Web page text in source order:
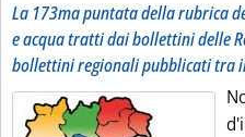
La 173ma puntata della rubrica
e acqua tratti dai bollettini delle
bollettini regionali pubblicati tra